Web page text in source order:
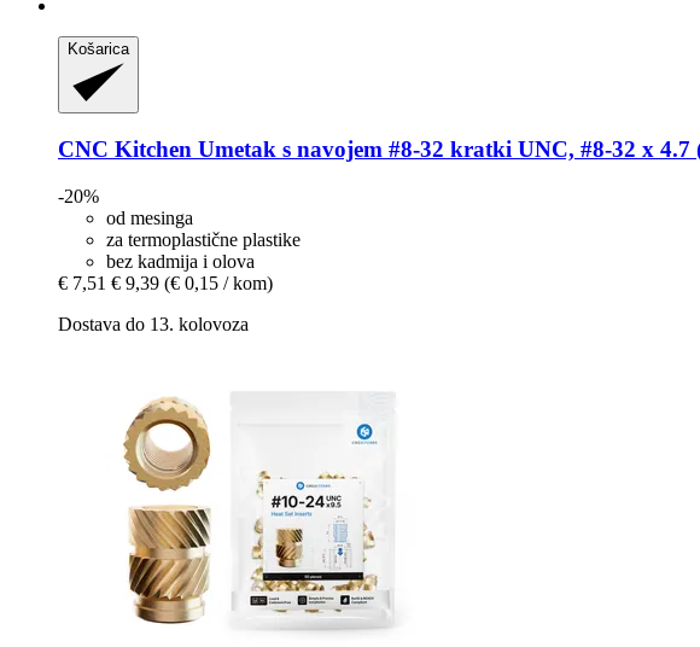
Košarica
CNC Kitchen Umetak s navojem #8-​32 kratki UNC, #8-​32 x 4.7
-20%
od mesinga
za termoplastične plastike
bez kadmija i olova
€ 7,51 € 9,39 (€ 0,15 / kom)
Dostava do 13. kolovoza